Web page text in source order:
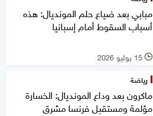
مبابي بعد ضياع حلم المونديال: هذه
أسباب السقوط أمام إسبانيا
l 15 يوليو 2026
رياضة
ماكرون بعد وداع المونديال: الخسارة
مؤلمة ومستقبل فرنسا مشرق